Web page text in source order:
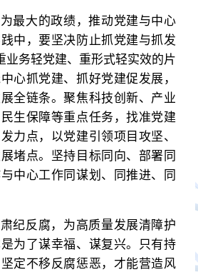
最大的政绩，推动党建与中心
中，要坚决防止抓党建与抓发
业务轻党建、重形式轻实效的片
心抓党建、抓好党建促发展，
全链条。聚焦科技创新、产业
生保障等重点任务，找准党建
力点，以党建引领项目攻坚、
堵点。坚持目标同向、部署同
中心工作同谋划、同推进、同
纪反腐，为高质量发展清障护
为了谋幸福、谋复兴。只有持
定不移反腐惩恶，才能营造风